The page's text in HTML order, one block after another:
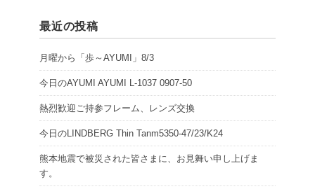
最近の投稿
月曜から「歩～AYUMI」8/3
今日のAYUMI AYUMI L-1037 0907-50
熱烈歓迎ご持参フレーム、レンズ交換
今日のLINDBERG Thin Tanm5350-47/23/K24
熊本地震で被災された皆さまに、お見舞い申し上げま
す。